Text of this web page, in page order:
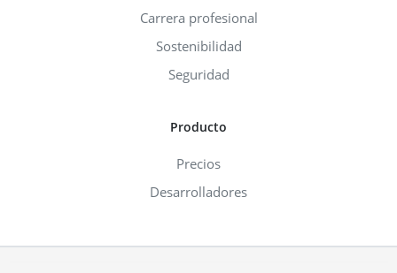
Carrera profesional
Sostenibilidad
Seguridad
Producto
Precios
Desarrolladores